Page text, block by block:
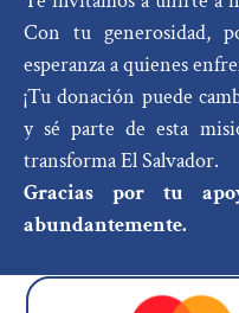
Con tu generosidad,
esperanza a quienes
¡Tu donación puede
y sé parte de esta
transforma El Salvador.
Gracias por tu
abundantemente.